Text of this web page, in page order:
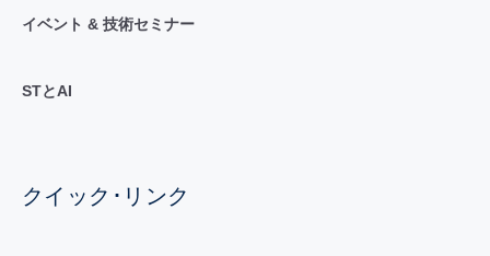
イベント & 技術セミナー
STとAI
クイック･リンク